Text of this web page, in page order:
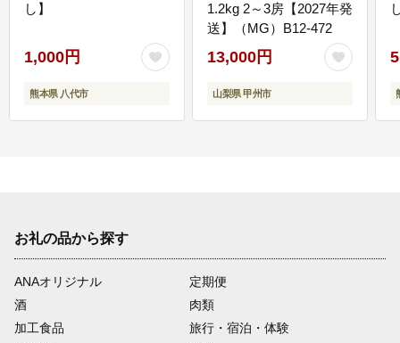
し】
1,000円
熊本県 八代市
1.2kg 2～3房【2027年発
送】（MG）B12-472
13,000円
山梨県 甲州市
お礼の品から探す
ANAオリジナル
定期便
酒
肉類
加工食品
旅行・宿泊・体験